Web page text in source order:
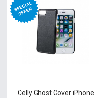
Celly Ghost Cover iPhone